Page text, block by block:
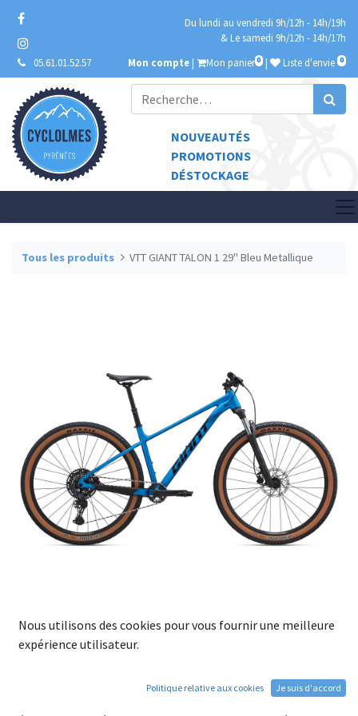
Du lundi au vendredi 9h/12h - 14h/19h
& Le samedi 9h/12h - 14h/17h
05.61.01.52.57
Mon compte | Mon panier 0 | Liste d'envie 0
NOUVEAUTÉS
PROMOTIONS
DÉSTOCKAGE
Tous les produits VTT GIANT TALON 1 29" Bleu Metallique
VTT GIANT TALON 1 29" Bleu
L’expérience du VTT commence ici. Avec un cadre retravaillé,
Nous utilisons des cookies pour vous fournir une meilleure
expérience utilisateur.
Politique relative aux cookies Je suis d'accord